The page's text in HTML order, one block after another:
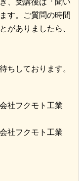
す。ご質問の時間
がありましたら、
ちしております。
社フクモト工業
社フクモト工業